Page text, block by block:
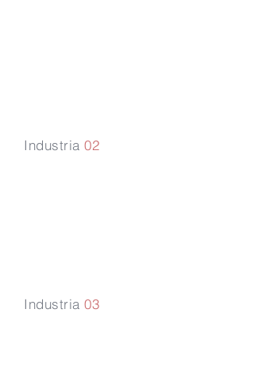
Industria 02
Industria 03